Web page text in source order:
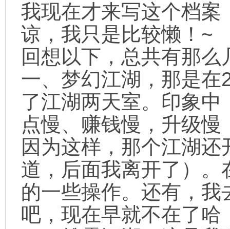
我现在才来写这个档
谅，我只是比较懒！~
回想以下，总共有那
一、梦幻江湖，那是
了江湖两天室。印象
点慢、赚钱慢，升级
因为这样，那个江湖
道，后面我离开了）
的一些操作。还有，
吧，现在早就不在了哈